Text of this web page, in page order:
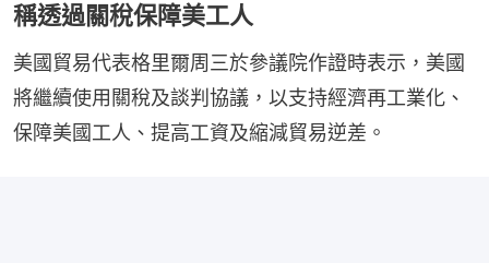
稱透過關稅保障美工人
美國貿易代表格里爾周三於參議院作證時表示，美國
將繼續使用關稅及談判協議，以支持經濟再工業化、
保障美國工人、提高工資及縮減貿易逆差。